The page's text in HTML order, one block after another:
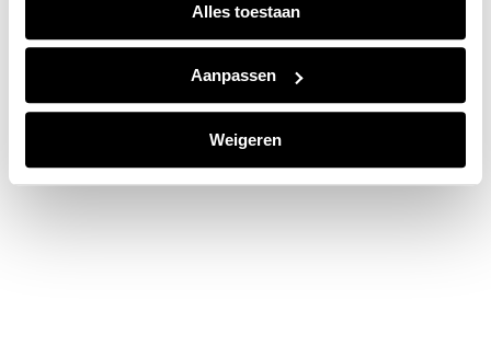
Alles toestaan
Aanpassen
Weigeren